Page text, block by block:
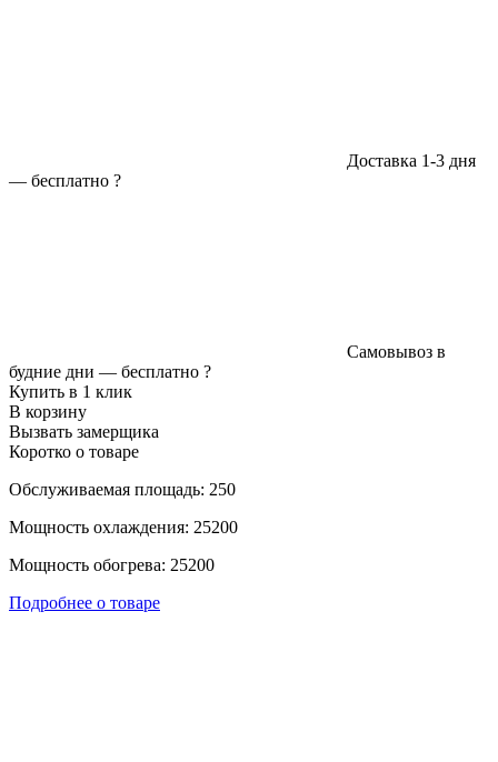
Доставка 1-3 дня
— бесплатно ?
Самовывоз в
будние дни — бесплатно ?
Купить в 1 клик
В корзину
Вызвать замерщика
Коротко о товаре
Обслуживаемая площадь: 250
Мощность охлаждения: 25200
Мощность обогрева: 25200
Подробнее о товаре